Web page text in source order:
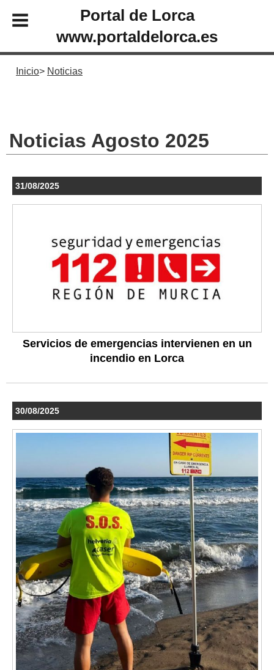
Portal de Lorca
www.portaldelorca.es
Inicio Noticias
Noticias Agosto 2025
31/08/2025
Servicios de emergencias intervienen en un
incendio en Lorca
30/08/2025